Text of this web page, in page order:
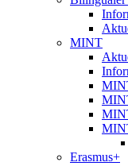
MINT
Erasmus+